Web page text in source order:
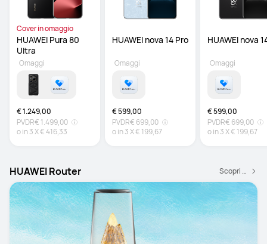
Cover in omaggio
HUAWEI Pura 80
€ 1.249,00
PVDR€ 1.499,00
o in3X€ 416,33
Omaggi
€ 599,00
PVDR€ 699,00
o in3X€ 199,67
Omaggi
€ 599,00
PVDR€ 699,00
o in3X€ 199,67
Omaggi
HUAWEI Router Scopri di più